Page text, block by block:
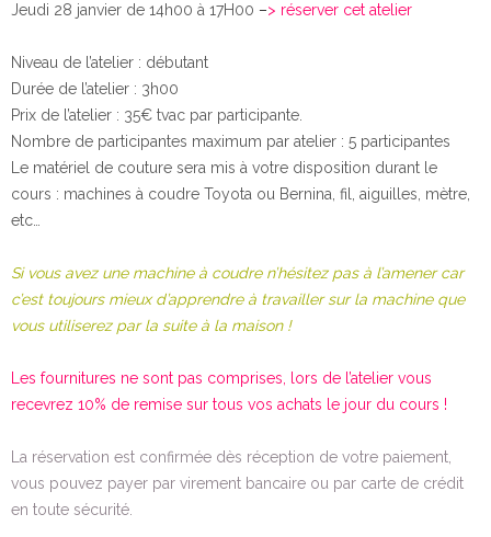
Jeudi 28 janvier de 14h00 à 17H00 –> réserver cet atelier
Niveau de l’atelier : débutant
Durée de l’atelier : 3h00
Prix de l’atelier : 35€ tvac par participante.
Nombre de participantes maximum par atelier : 5 participantes
Le matériel de couture sera mis à votre disposition durant le
cours : machines à coudre Toyota ou Bernina, fil, aiguilles, mètre,
etc…
Si vous avez une machine à coudre n’hésitez pas à l’amener car
c’est toujours mieux d’apprendre à travailler sur la machine que
vous utiliserez par la suite à la maison !
Les fournitures ne sont pas comprises, lors de l’atelier vous
recevrez 10% de remise sur tous vos achats le jour du cours !
La réservation est confirmée dès réception de votre paiement,
vous pouvez payer par virement bancaire ou par carte de crédit
en toute sécurité.